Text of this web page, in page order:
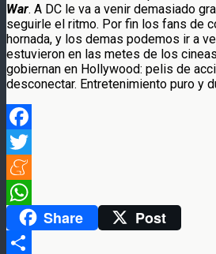
War. A DC le va a venir demasiado
seguirle el ritmo. Por fin los fans de
hornada, y los demas podemos ir a
estuvieron en las metes de los
gobiernan en Hollywood: pelis de
desconectar. Entretenimiento puro y
Facebook
Twitter
Meneame
WhatsAppShare Post